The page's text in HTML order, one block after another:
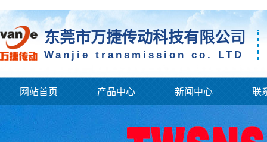
东莞市万捷传动科技有限公司
Wanjie transmission co. LTD
网站首页 产品中心 新闻中心 联